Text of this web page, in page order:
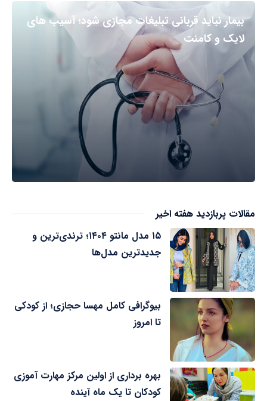
بیمار نباید قربانی تبلیغات مجازی شود؛ آسیب های
لایک و کامنت
مقالات پربازدید هفته اخیر
۱۵ مدل مانتو ۱۴۰۴؛ ترندی‌ترین و
جدیدترین مدل‌ها
بیوگرافی کامل مهسا حجازی؛ از کودکی
تا امروز
بهره برداری از اولین مرکز مهارت آموزی
کودکان تا یک ماه آینده